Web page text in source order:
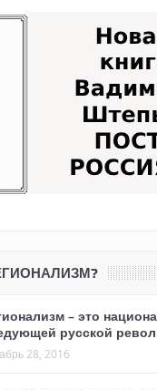
– это
русской
28, 2016